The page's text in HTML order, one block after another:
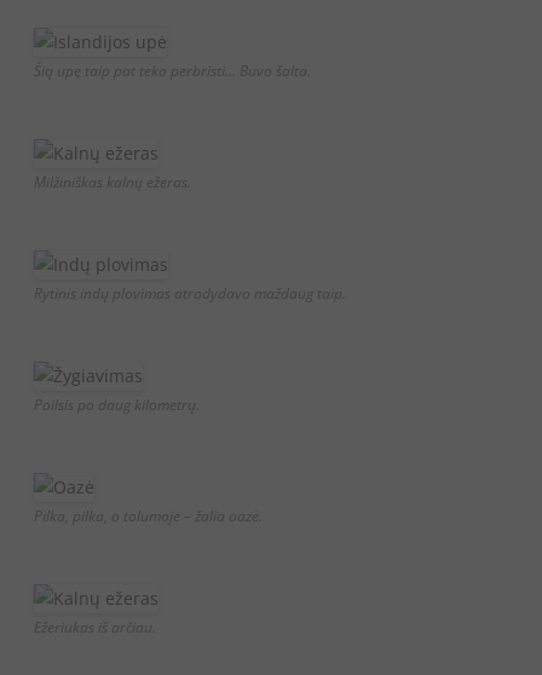
Šią upę taip pat teko perbristi… Buvo šalta.
Milžiniškas kalnų ežeras.
Rytinis indų plovimas atrodydavo maždaug taip.
Poilsis po daug kilometrų.
Pilka, pilka, o tolumoje – žalia oazė.
Ežeriukas iš arčiau.